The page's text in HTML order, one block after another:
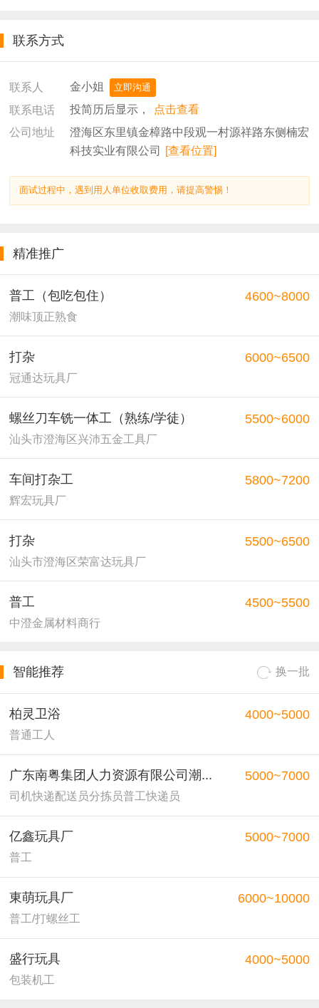
联系方式
联系人 金小姐 立即沟通
联系电话 投简历后显示，
点击查看
公司地址
澄海区东里镇金樟路中段观一村源祥路东侧楠宏
科技实业有限公司
[查看位置]
面试过程中，遇到用人单位收取费用，请提高警惕！
精准推广
普工（包吃包住）
潮味顶正熟食
4600~8000
打杂
冠通达玩具厂
6000~6500
螺丝刀车铣一体工（熟练/学徒）
汕头市澄海区兴沛五金工具厂
5500~6000
车间打杂工
辉宏玩具厂
5800~7200
打杂
汕头市澄海区荣富达玩具厂
5500~6500
普工
中澄金属材料商行
4500~5500
智能推荐 换一批
柏灵卫浴
普通工人
4000~5000
广东南粤集团人力资源有限公司潮...
司机快递配送员分拣员普工快递员
5000~7000
亿鑫玩具厂
普工
5000~7000
東萌玩具厂
普工/打螺丝工
6000~10000
盛行玩具
包装机工
4000~5000